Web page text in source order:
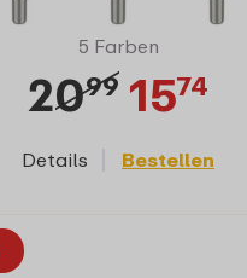
5 Farben
2099 1574
Details Bestellen